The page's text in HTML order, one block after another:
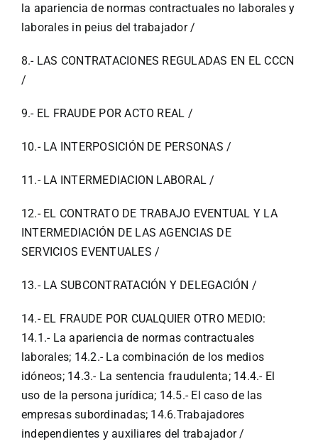
la apariencia de normas contractuales no laborales y
laborales in peius del trabajador /
8.- LAS CONTRATACIONES REGULADAS EN EL CCCN
/
9.- EL FRAUDE POR ACTO REAL /
10.- LA INTERPOSICIÓN DE PERSONAS /
11.- LA INTERMEDIACION LABORAL /
12.- EL CONTRATO DE TRABAJO EVENTUAL Y LA
INTERMEDIACIÓN DE LAS AGENCIAS DE
SERVICIOS EVENTUALES /
13.- LA SUBCONTRATACIÓN Y DELEGACIÓN /
14.- EL FRAUDE POR CUALQUIER OTRO MEDIO:
14.1.- La apariencia de normas contractuales
laborales; 14.2.- La combinación de los medios
idóneos; 14.3.- La sentencia fraudulenta; 14.4.- El
uso de la persona jurídica; 14.5.- El caso de las
empresas subordinadas; 14.6.Trabajadores
independientes y auxiliares del trabajador /